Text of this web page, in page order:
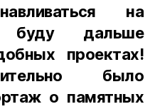
на
буду дальше
проектах!
было
о памятных